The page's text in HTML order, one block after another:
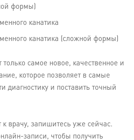
формы)
канатика
канатика (сложной формы)
самое новое, качественное и
которое позволяет в самые
диагностику и поставить точный
к врачу, запишитесь уже сейчас.
записи, чтобы получить